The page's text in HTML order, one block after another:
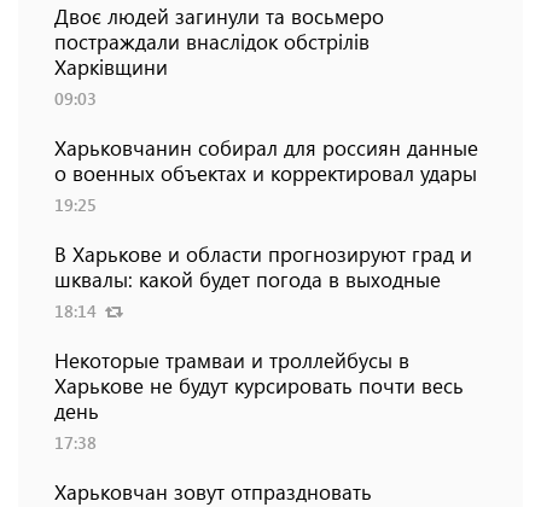
Двоє людей загинули та восьмеро
постраждали внаслідок обстрілів
Харківщини
09:03
Харьковчанин собирал для россиян данные
о военных объектах и ​​корректировал удары
19:25
В Харькове и области прогнозируют град и
шквалы: какой будет погода в выходные
18:14
Некоторые трамваи и троллейбусы в
Харькове не будут курсировать почти весь
день
17:38
Харьковчан зовут отпраздновать